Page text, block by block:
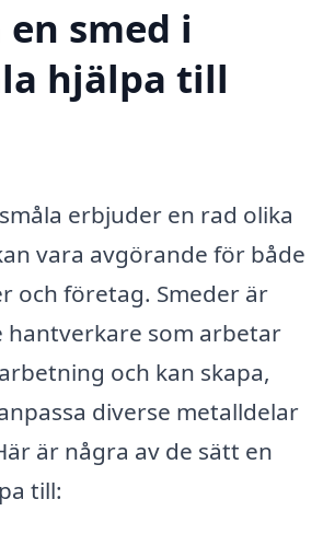
smed i
hjälpa till
erbjuder en rad olika
vara avgörande för både
och företag. Smeder är
hantverkare som arbetar
och kan skapa,
diverse metalldelar
är några av de sätt en
till: